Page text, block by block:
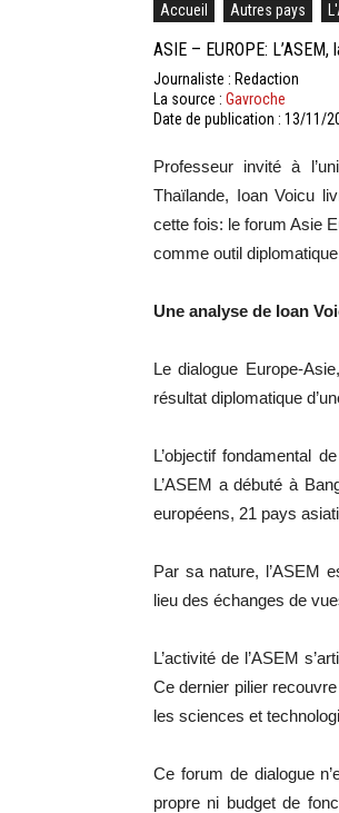
Accueil Autres pays
ASIE – EUROPE:
Journaliste : Redaction
La source : Gavroche
Date de publication : 13/11/
Professeur invité à
Thaïlande, Ioan Voicu
cette fois: le forum Asie
comme outil
Une analyse de Ioan
Le dialogue Europe-
résultat diplomatique
L’objectif fondamental
L’ASEM a débuté à
européens, 21 pays
Par sa nature, l’ASEM
lieu des échanges de
L’activité de l’ASEM
Ce dernier pilier
les sciences et
Ce forum de dialogue
propre ni budget de